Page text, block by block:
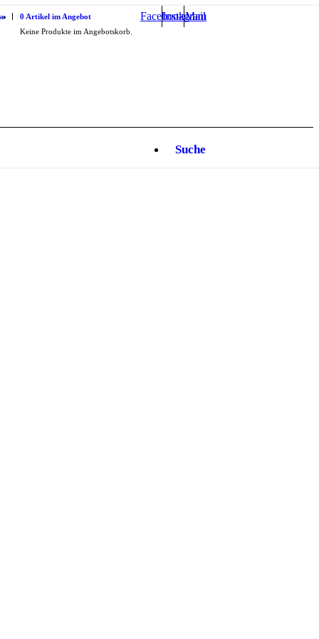
FacebookInstagram
Mail
0 Artikel im Angebot
Keine Produkte im Angebotskorb.
Suche